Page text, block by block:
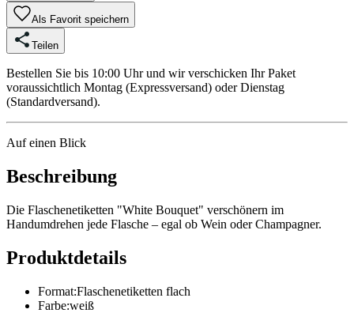
Als Favorit speichern
Teilen
Bestellen Sie bis 10:00 Uhr und wir verschicken Ihr Paket
voraussichtlich Montag (Expressversand) oder Dienstag
(Standardversand).
Auf einen Blick
Beschreibung
Die Flaschenetiketten "White Bouquet" verschönern im
Handumdrehen jede Flasche – egal ob Wein oder Champagner.
Produktdetails
Format:Flaschenetiketten flach
Farbe:weiß